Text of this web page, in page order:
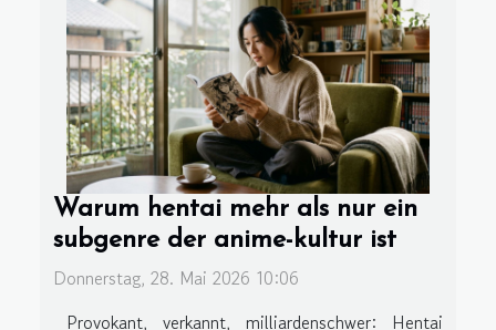
Warum hentai mehr als nur ein
subgenre der anime-kultur ist
Donnerstag, 28. Mai 2026 10:06
Provokant, verkannt, milliardenschwer: Hentai